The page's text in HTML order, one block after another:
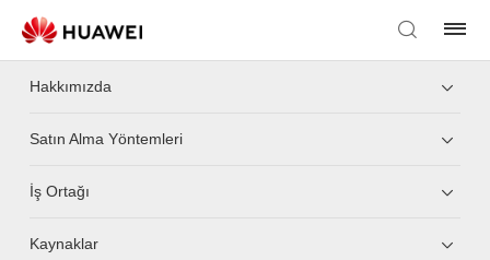
Hakkımızda
Satın Alma Yöntemleri
İş Ortağı
Kaynaklar